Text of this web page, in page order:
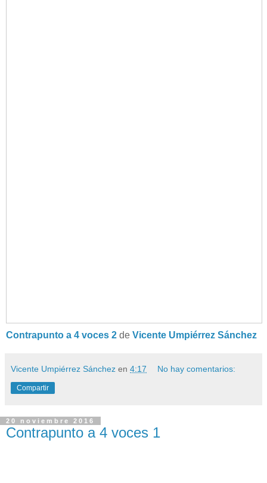
Contrapunto a 4 voces 2 de Vicente Umpiérrez Sánchez
Vicente Umpiérrez Sánchez en 4:17 No hay comentarios:
Compartir
20 noviembre 2016
Contrapunto a 4 voces 1